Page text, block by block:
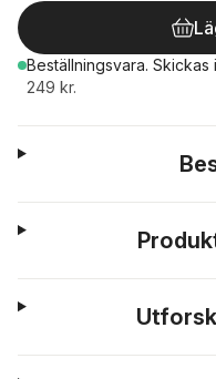
Beställningsvara. Skickas
249 kr.